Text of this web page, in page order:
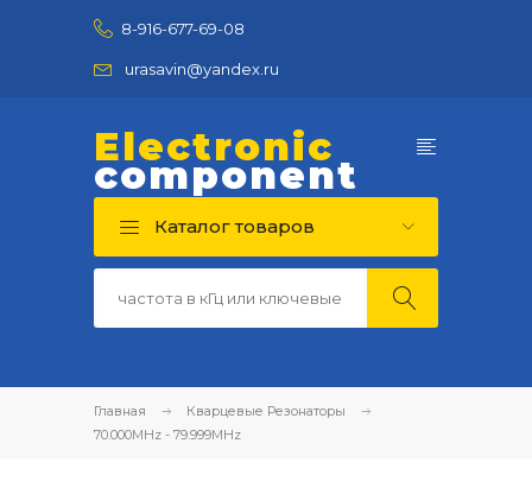
8-916-677-69-08
urasavin@yandex.ru
Electronic
component
Каталог товаров
Главная
Кварцевые Резонаторы
70.000MHz - 79.999MHz